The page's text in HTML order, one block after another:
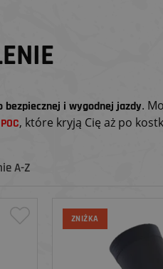
bezpiecznej i wygodnej jazdy.
POC, które kryją Cię aż po
A-Z
ZNIŻKA